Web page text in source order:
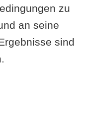
zu
an seine
sind